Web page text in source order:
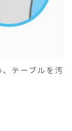
テーブルを汚